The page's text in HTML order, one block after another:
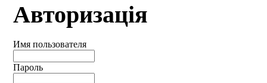
Авторизація
Имя пользователя
Пароль